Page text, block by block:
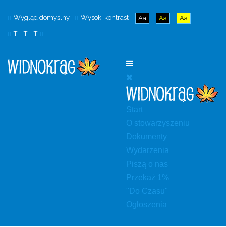
Wygląd domyślny Wysoki kontrast Aa Aa Aa
T T T
Start
O stowarzyszeniu
Dokumenty
Wydarzenia
Piszą o nas
Przekaż 1%
"Do Czasu"
Ogłoszenia